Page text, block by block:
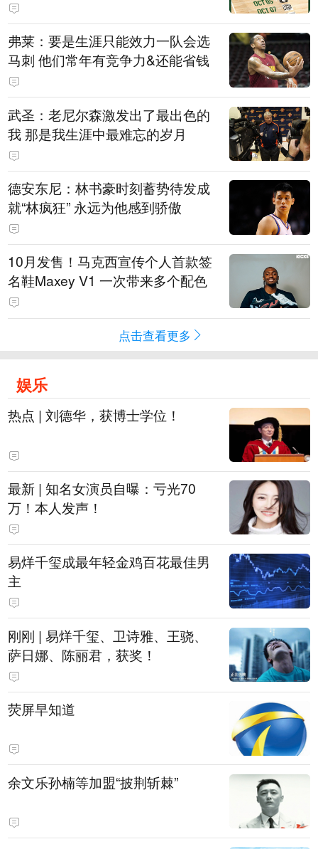
弗莱：要是生涯只能效力一队会选
马刺 他们常年有竞争力&还能省钱
武圣：老尼尔森激发出了最出色的
我 那是我生涯中最难忘的岁月
德安东尼：林书豪时刻蓄势待发成
就“林疯狂” 永远为他感到骄傲
10月发售！马克西宣传个人首款签
名鞋Maxey V1 一次带来多个配色
点击查看更多
娱乐
热点 | 刘德华，获博士学位！
最新 | 知名女演员自曝：亏光70
万！本人发声！
易烊千玺成最年轻金鸡百花最佳男
主
刚刚 | 易烊千玺、卫诗雅、王骁、
萨日娜、陈丽君，获奖！
荧屏早知道
余文乐孙楠等加盟“披荆斩棘”